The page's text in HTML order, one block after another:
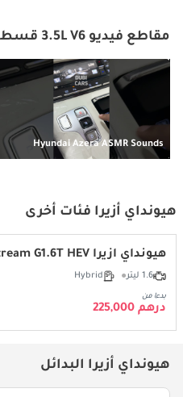
مقاطع فيديو 3.5L V6 قسط هيونداي أزيرا
Hyundai Azera ASMR Sounds
هيونداي أزيرا فئات أخرى
هيونداي أزيرا Smartstream G1.6T HEV
1.6 ليتر Hybrid
بدءا من
درهم 225,000
هيونداي أزيرا البدائل